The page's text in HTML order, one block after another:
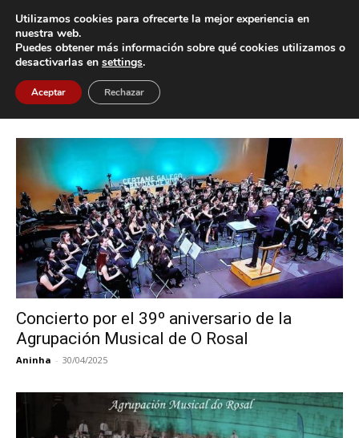
Inicio Etiquetas Agrupación Musical de O Rosal
Etiqueta: Agrupación Musical de O
Rosal
Concierto por el 39º aniversario de la
Agrupación Musical de O Rosal
Aninha - 30/04/2025
Utilizamos cookies para ofrecerte la mejor experiencia en
nuestra web.
Puedes obtener más información sobre qué cookies utilizamos o
desactivarlas en settings.
Aceptar Rechazar